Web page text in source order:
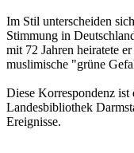
Im Stil unterscheiden
Stimmung in
mit 72 Jahren heiratete
muslimische "grüne
Diese Korrespondenz ist
Landesbibliothek
Ereignisse.